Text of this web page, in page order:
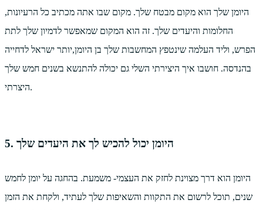
היומן שלך הוא מקום מבטח שלך. מקום שבו אתה מכתיב כל הרעיונות,
החלומות והיעדים שלך. זה הוא המקום שמאפשר לדמיון שלך לתת
הפרש, וליד העלמה שינטפץ המחשבות שלך בן היומן,יותר ישראל לדחייה
בהנדסה. חושבו איך היצירתי השלי גם יכולה להתנשא בשנים חמש שלך
היצרתי.
5. היומן יכול להכיש לך את היעדים שלך
היומן הוא דרך מצוינת לחזק את העצמי- משמעת. בהחגה על יומן לחמש
שנים, תוכל לרשום את התקוות והשאיפות שלך לעתיד, ולקחת את הזמן